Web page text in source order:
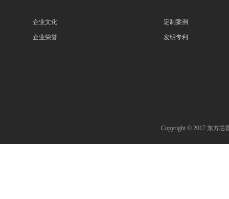
企业文化
企业荣誉
定制案例
发明专利
Copyright © 2017 东方